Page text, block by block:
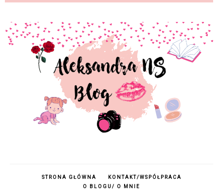
STRONA GŁÓWNA
KONTAKT/WSPÓŁPRACA
O BLOGU/ O MNIE